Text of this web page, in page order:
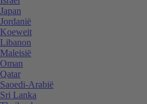
Japan
Jordanië
Koeweit
Libanon
Maleisië
Oman
Qatar
Saoedi-Arabië
Sri Lanka